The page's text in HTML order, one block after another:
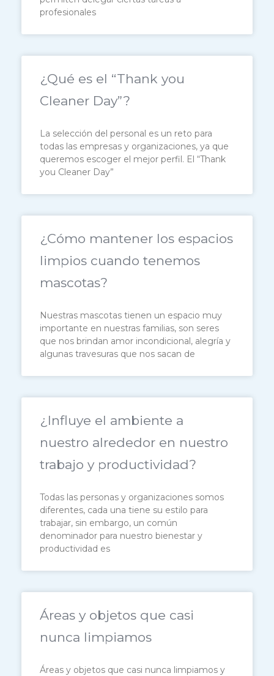
profesionales
¿Qué es el “Thank you
Cleaner Day”?
La selección del personal es un reto para
todas las empresas y organizaciones, ya que
queremos escoger el mejor perfil. El “Thank
you Cleaner Day”
¿Cómo mantener los espacios
limpios cuando tenemos
mascotas?
Nuestras mascotas tienen un espacio muy
importante en nuestras familias, son seres
que nos brindan amor incondicional, alegría y
algunas travesuras que nos sacan de
¿Influye el ambiente a
nuestro alrededor en nuestro
trabajo y productividad?
Todas las personas y organizaciones somos
diferentes, cada una tiene su estilo para
trabajar, sin embargo, un común
denominador para nuestro bienestar y
productividad es
Áreas y objetos que casi
nunca limpiamos
Áreas y objetos que casi nunca limpiamos y